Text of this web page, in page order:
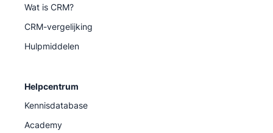
Wat is CRM?
CRM-vergelijking
Hulpmiddelen
Helpcentrum
Kennisdatabase
Academy